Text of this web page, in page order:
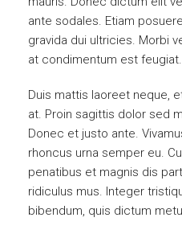
ante sodales. Etiam
gravida dui ultricies. Morbi
at condimentum est feugiat.
Duis mattis laoreet neque,
at. Proin sagittis dolor sed
Donec et justo ante.
rhoncus urna semper eu.
penatibus et magnis dis
ridiculus mus. Integer
bibendum, quis dictum